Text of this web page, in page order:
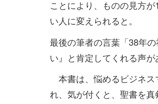
ことにより、ものの見方
い人に変えられると。
最後の筆者の言葉「38年
い』と肯定してくれる声が
本書は、悩めるビジネス
れ、気が付くと、聖書を真